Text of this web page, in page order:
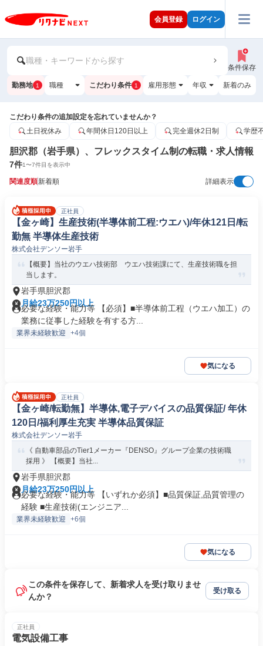
会員登録 ログイン
職種・キーワードから探す
条件保存
勤務地 1 職種 こだわり条件 1 雇用形態 年収 新着のみ
こだわり条件の追加設定を忘れていませんか？
土日祝休み
年間休日120日以上 完全週休2日制 学歴
胆沢郡（岩手県）、フレックスタイム制の転職・求人情報
7件1〜7件目を表示中
関連度順新着順 詳細表示
正社員
【金ヶ崎】生産技術(半導体前工程:ウエハ)/年休121日/転
勤無 半導体生産技術
株式会社デンソー岩手
【概要】当社のウエハ技術部 ウエハ技術課にて、生産技術職を担
当します。
岩手県胆沢郡
月給23万250円以上
必要な経験・能力等 【必須】■半導体前工程（ウエハ加工）の
業務に従事した経験を有する方...
業界未経験歓迎 +4個
気になる
正社員
【金ヶ崎/転勤無】半導体,電子デバイスの品質保証/ 年休
120日/福利厚生充実 半導体品質保証
株式会社デンソー岩手
《 自動車部品のTier1メーカー『DENSO』グループ企業の技術職
採用 》 【概要】当社...
岩手県胆沢郡
月給23万250円以上
必要な経験・能力等 【いずれか必須】■品質保証,品質管理の
経験 ■生産技術(エンジニア...
業界未経験歓迎 +6個
気になる
この条件を保存して、新着求人を受け取りませ
んか？
受け取る
正社員
電気設備工事